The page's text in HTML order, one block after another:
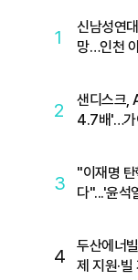
1
신남성연
망…인천
2
샌디스크,
4.7배'…가
3
"이재명
다"...'윤석
4
두산에너
제 지원·빌